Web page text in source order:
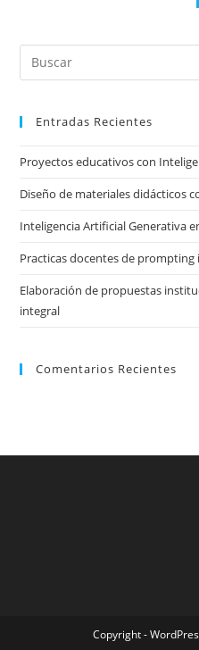
Entradas Recientes
Proyectos educativos con
Diseño de materiales didácticos
Inteligencia Artificial Generativa
Practicas docentes de
Elaboración de propuestas
integral
Comentarios Recientes
Copyright -